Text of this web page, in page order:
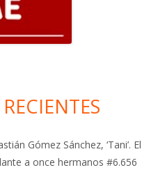
Gómez Sánchez, ‘Tani’. El
a once hermanos #6.656